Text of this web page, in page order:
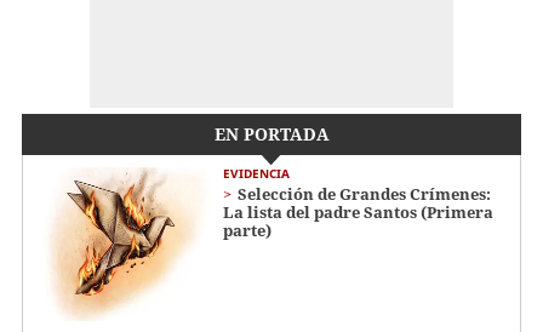
EN PORTADA
EVIDENCIA
Selección de Grandes Crímenes:
La lista del padre Santos (Primera
parte)